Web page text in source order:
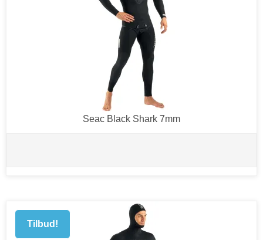
Seac Black Shark 7mm
Tilbud!